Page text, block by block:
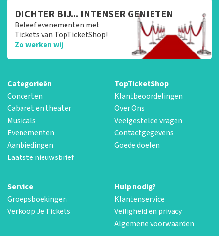
DICHTER BIJ... INTENSER GENIETEN
Beleef evenementen met
Tickets van TopTicketShop!
Zo werken wij
Categorieën
Concerten
Cabaret en theater
Musicals
Evenementen
Aanbiedingen
Laatste nieuwsbrief
TopTicketShop
Klantbeoordelingen
Over Ons
Veelgestelde vragen
Contactgegevens
Goede doelen
Service
Groepsboekingen
Verkoop Je Tickets
Hulp nodig?
Klantenservice
Veiligheid en privacy
Algemene voorwaarden